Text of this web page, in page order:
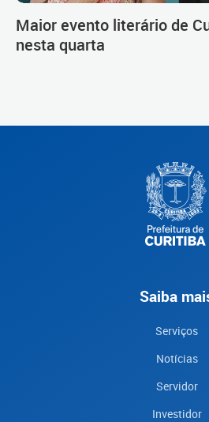
Maior evento literário de
nesta quarta
Saiba
Serviços
Notícias
Servidor
Investidor